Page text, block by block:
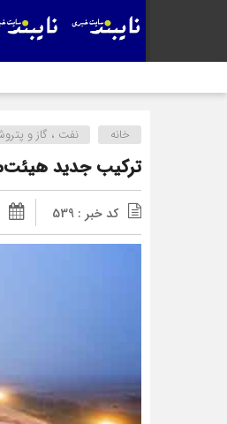
خانه نفت ، گاز و
ترکیب جدید
کد خبر : 539